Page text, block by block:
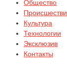
Общество
Культура
Технологии
Эксклюзив
Контакты